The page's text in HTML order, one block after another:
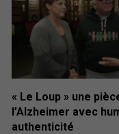
« Le Loup » une
l’Alzheimer avec
authenticité